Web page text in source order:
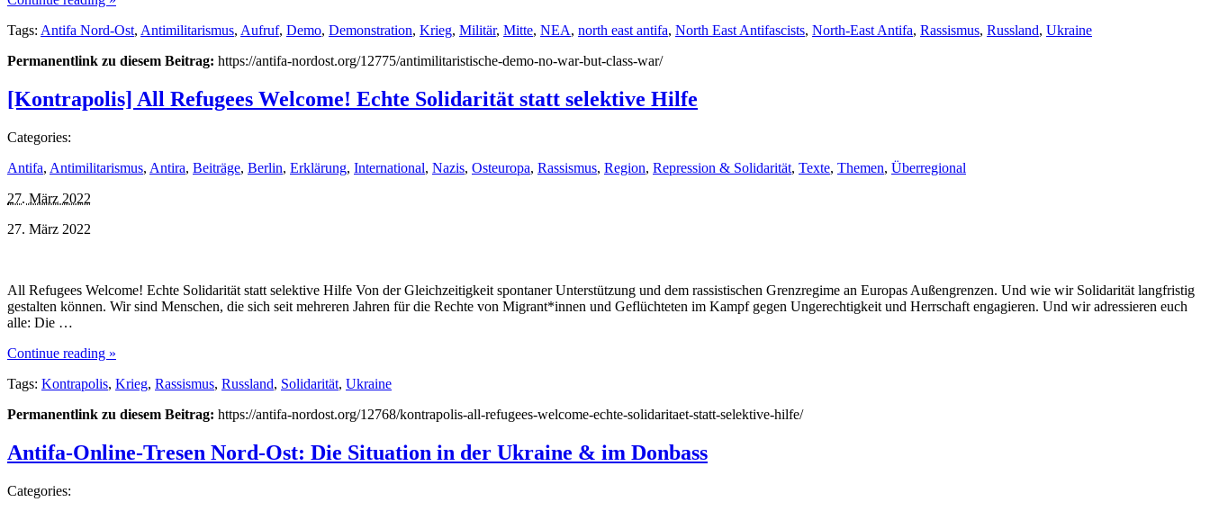
Tags: Antifa Nord-Ost, Antimilitarismus, Aufruf, Demo, Demonstration, Krieg, Militär, Mitte, NEA, north east antifa, North East Antifascists, North-East Antifa, Rassismus, Russland, Ukraine
Permanentlink zu diesem Beitrag: https://antifa-nordost.org/12775/antimilitaristische-demo-no-war-but-class-war/
[Kontrapolis] All Refugees Welcome! Echte Solidarität statt selektive Hilfe
Categories:
Antifa, Antimilitarismus, Antira, Beiträge, Berlin, Erklärung, International, Nazis, Osteuropa, Rassismus, Region, Repression & Solidarität, Texte, Themen, Überregional
27. März 2022
27. März 2022
All Refugees Welcome! Echte Solidarität statt selektive Hilfe Von der Gleichzeitigkeit spontaner Unterstützung und dem rassistischen Grenzregime an Europas Außengrenzen. Und wie wir Solidarität langfristig
gestalten können. Wir sind Menschen, die sich seit mehreren Jahren für die Rechte von Migrant*innen und Geflüchteten im Kampf gegen Ungerechtigkeit und Herrschaft engagieren. Und wir adressieren euch
alle: Die …
Continue reading »
Tags: Kontrapolis, Krieg, Rassismus, Russland, Solidarität, Ukraine
Permanentlink zu diesem Beitrag: https://antifa-nordost.org/12768/kontrapolis-all-refugees-welcome-echte-solidaritaet-statt-selektive-hilfe/
Antifa-Online-Tresen Nord-Ost: Die Situation in der Ukraine & im Donbass
Categories: